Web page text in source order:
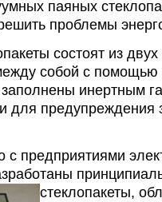
паяных
проблемы
состоят из
собой с помощью
заполнены инертным
для предупреждения
предприятиями
стеклопакеты,